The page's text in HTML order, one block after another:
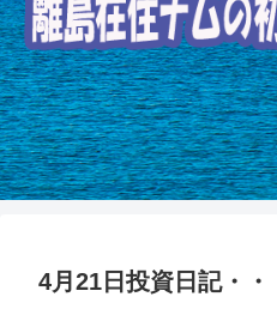
4月21日投資日記・